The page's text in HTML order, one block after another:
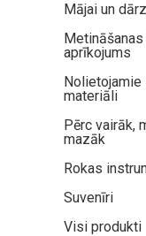
Mājai un
aprīkojums
Nolietojamie
materiāli
Pērc vairāk,
mazāk
Rokas
Suvenīri
Visi produkti